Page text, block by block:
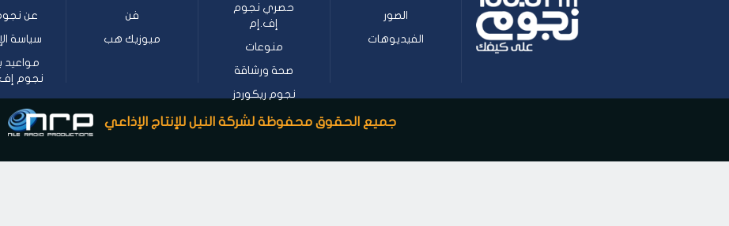
الصور
الفيديوهات
حصري نجوم
إف.إم
منوعات
صحة ورشاقة
نجوم ريكوردز
فن
ميوزيك هب
عن
سياسة
مواعيد
نجوم إف إم
جميع الحقوق محفوظة لشركة النيل للإنتاج الإذاعي